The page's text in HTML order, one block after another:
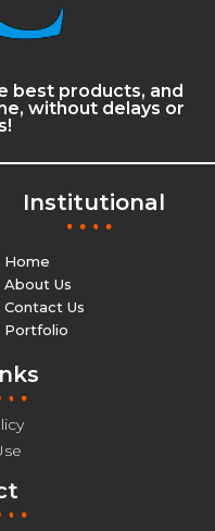
best products, and
without delays or
Institutional
Home
About Us
Contact Us
Portfolio